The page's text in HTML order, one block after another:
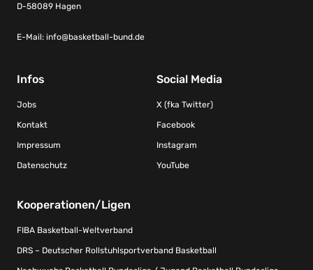
D-58089 Hagen
E-Mail: info@basketball-bund.de
Infos
Jobs
Kontakt
Impressum
Datenschutz
Social Media
X (fka Twitter)
Facebook
Instagram
YouTube
Kooperationen/Ligen
FIBA Basketball-Weltverband
DRS – Deutscher Rollstuhlsportverband Basketball